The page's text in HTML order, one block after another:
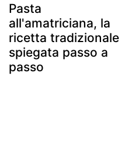
Pasta
all'amatriciana, la
ricetta tradizionale
spiegata passo a
passo